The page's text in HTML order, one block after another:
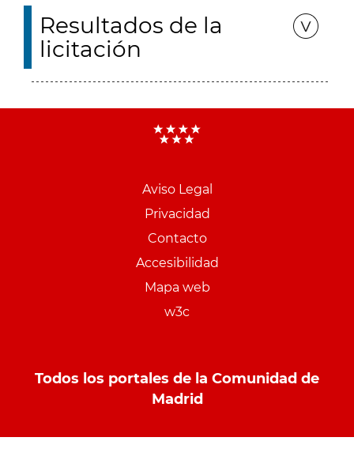
Resultados de la
licitación
Aviso Legal
Privacidad
Contacto
Accesibilidad
Mapa web
w3c
Todos los portales de la Comunidad de
Madrid